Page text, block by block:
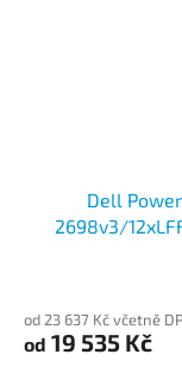
Dell
2698v3/
od 23 637 Kč včetně
od 19 535 Kč